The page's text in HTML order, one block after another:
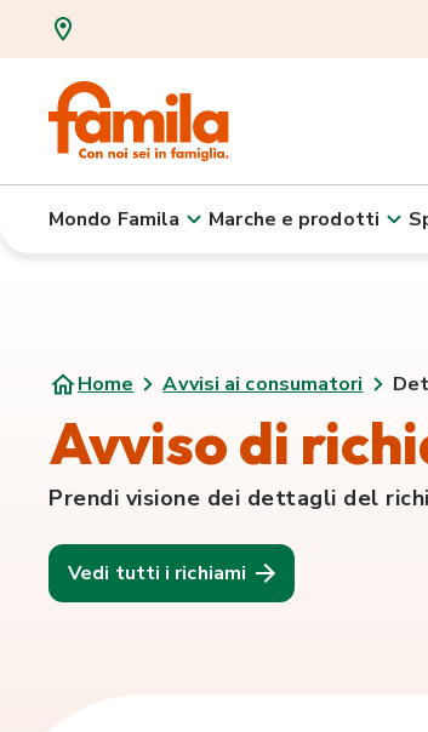
Mondo Famila Marche e prodotti
Home Avvisi ai consumatori
Avviso di
Prendi visione dei dettagli del
Vedi tutti i richiami